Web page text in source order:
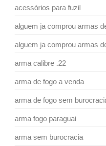
acessórios para fuzil
alguem ja comprou armas
alguem ja comprou armas
arma calibre .22
arma de fogo a venda
arma de fogo sem
arma fogo paraguai
arma sem burocracia